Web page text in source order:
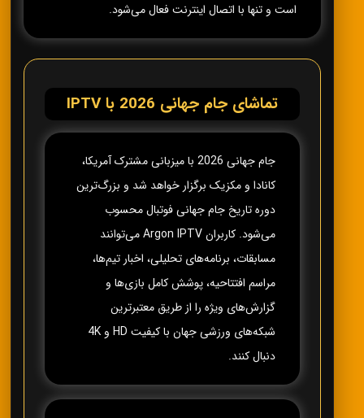
است و تنها با اتصال اینترنت فعال می‌شود.
تماشای جام جهانی 2026 با IPTV
جام جهانی 2026 با میزبانی مشترک آمریکا،
کانادا و مکزیک برگزار خواهد شد و بزرگ‌ترین
دوره تاریخ جام جهانی فوتبال محسوب
می‌شود. کاربران Argon IPTV می‌توانند
مسابقات، برنامه‌های تحلیلی، اخبار تیم‌ها،
مراسم افتتاحیه، پوشش کامل بازی‌ها و
گزارش‌های ویژه را از طریق معتبرترین
شبکه‌های ورزشی جهان با کیفیت HD و 4K
دنبال کنند.